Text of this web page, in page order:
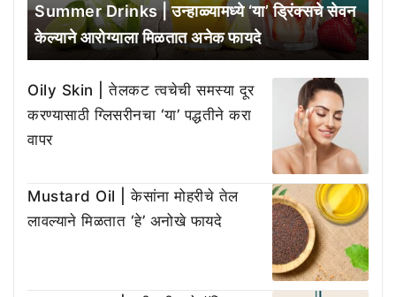
Summer Drinks | उन्हाळ्यामध्ये ‘या’ ड्रिंक्सचे सेवन
केल्याने आरोग्याला मिळतात अनेक फायदे
Oily Skin | तेलकट त्वचेची समस्या दूर
करण्यासाठी ग्लिसरीनचा ‘या’ पद्धतीने करा
वापर
Mustard Oil | केसांना मोहरीचे तेल
लावल्याने मिळतात ‘हे’ अनोखे फायदे